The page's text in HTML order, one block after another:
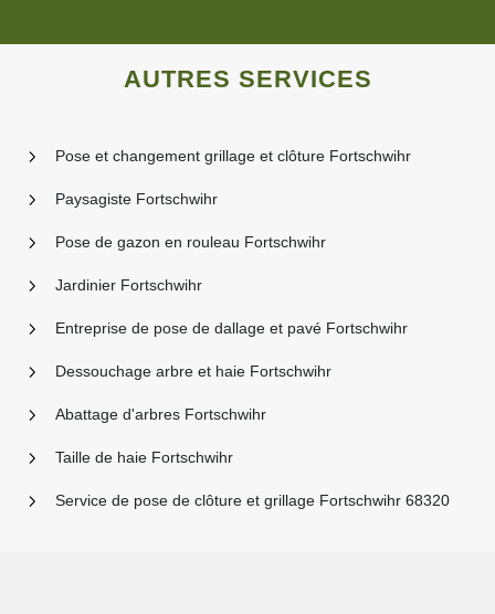
AUTRES SERVICES
Pose et changement grillage et clôture Fortschwihr
Paysagiste Fortschwihr
Pose de gazon en rouleau Fortschwihr
Jardinier Fortschwihr
Entreprise de pose de dallage et pavé Fortschwihr
Dessouchage arbre et haie Fortschwihr
Abattage d'arbres Fortschwihr
Taille de haie Fortschwihr
Service de pose de clôture et grillage Fortschwihr 68320